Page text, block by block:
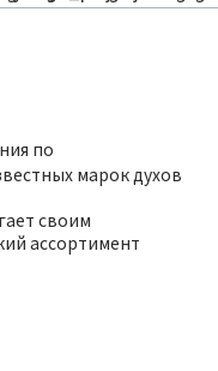
по
марок духов
своим
ассортимент